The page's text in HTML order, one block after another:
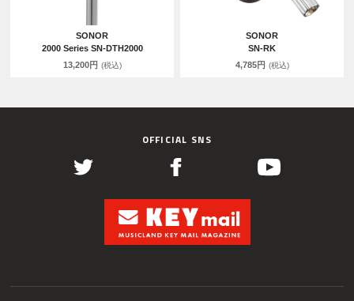
SONOR
2000 Series SN-DTH2000
13,200円 (税込)
SONOR
SN-RK
4,785円 (税込)
OFFICIAL SNS